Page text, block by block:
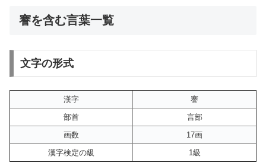
謇を含む言葉一覧
文字の形式
漢字
謇
部首
言部
画数
17画
漢字検定の級
1級